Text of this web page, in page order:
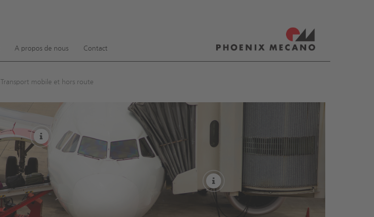
A propos de nous Contact
Transport mobile et hors route
More
More